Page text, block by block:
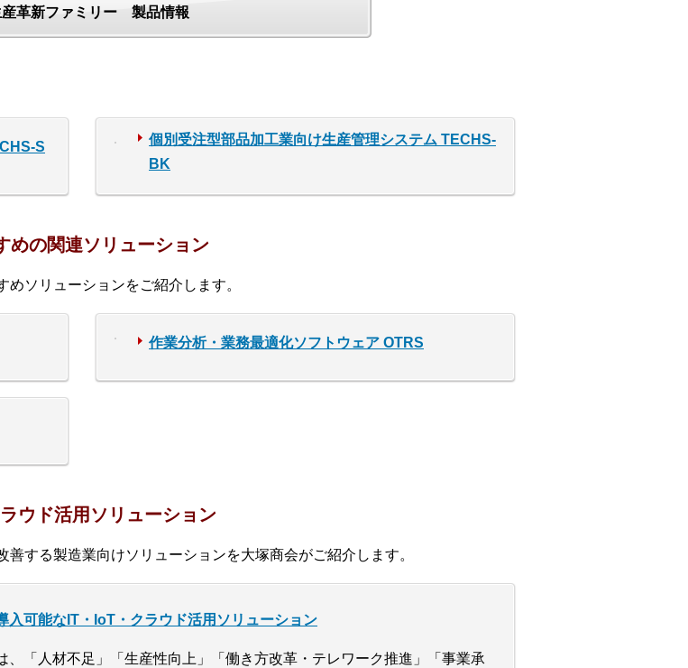
革新ファミリー 製品情報
S
個別受注型部品加工業向け生産管理システム TECHS-
BK
めの関連ソリューション
ソリューションをご紹介します。
作業分析・業務最適化ソフトウェア OTRS
ウド活用ソリューション
する製造業向けソリューションを大塚商会がご紹介します。
入可能なIT・IoT・クラウド活用ソリューション
、「人材不足」「生産性向上」「働き方改革・テレワーク推進」「事業承